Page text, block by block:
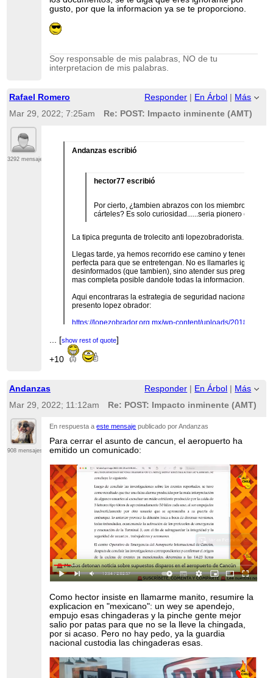
gusto, por que la informacion ya se te proporciono.
Soy responsable de mis palabras, NO de tu
interpretacion de mis palabras.
Rafael Romero Responder En Árbol
Más
Mar 29, 2022; 7:25am
Re: POST: Impacto inminente (AMT)
3292 mensajes
Andanzas escribió
hector77 escribió
Por cierto, ¿tambien abrazos con los miembros de los
cárteles? Es solo curiosidad......seria pionero o casi.
La tipica pregunta de trolecito anti lopezobradorista.
Llegas tarde, ya hemos recorrido ese camino y tenemos la
perfecta para que se entretengan. No es llamarles
desinformados (que tambien), sino atender sus preguntas
mas completa posible dandole todas la informacion.
Aqui encontraras la estrategia de seguridad nacional, tal
presento lopez obrador:
https://lopezobrador.org.mx/wp-content/uploads/2018/11/
Aqui encontraras la estrategia, resumida, del documento
presento ante el senado de la republica:
https://comisiones.senado.gob.mx/seguridad_publica/docs/
Y aqui, encontraras la estrategia, ya aprobada, publicada
codigo=5596028&fecha=02/07/2020
De esta manera, si tienes alguna duda, o de verdad estas
tienes donde consultarlo, pero si eres un trolecito mas, y no
documentos, cualquier "duda" sera contestada con un "ya
proporciono la informacion, si te interesara la habrias leido".
claro, que tambien da pie de que cuando hagas preguntas
respuesta ya esta en los documentos, se te diga que eres
gusto, por que la informacion ya se te proporciono.
...[ show rest of quote
[show rest of quote]
+10
Andanzas Responder En Árbol
Más
Mar 29, 2022; 11:12am
Re: POST: Impacto inminente (AMT)
908 mensajes
En respuesta aeste mensaje publicado por Andanzas
Para cerrar el asunto de cancun, el aeropuerto ha
emitido un comunicado:
Como hector insiste en llamarme manito, resumire la
explicacion en "mexicano": un wey se apendejo,
empujo esas chingaderas y la pinche gente mejor
salio por patas para que no se la lleve la chingada,
por si acaso. Pero no hay pedo, ya la guardia
nacional custodia las chingaderas esas.